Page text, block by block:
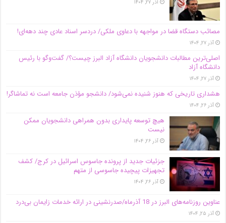
آذر ۲۷, ۱۴۰۴
مصائب دستگاه قضا در مواجهه با دعاوی ملکی/ دردسر اسناد عادی چند‌ دهه‌ای!
آذر ۲۷, ۱۴۰۴
اصلی‌ترین مطالبات دانشجویان دانشگاه آزاد البرز چیست؟/ گفت‌وگو با رئیس
دانشگاه آز‌اد
آذر ۲۷, ۱۴۰۴
هشداری تاریخی که هنوز شنیده نمی‌شود/ دانشجو مؤذن جامعه است نه تماشاگر!
آذر ۲۶, ۱۴۰۴
هیچ توسعه پایداری بدون همراهی دانشجویان ممکن
نیست
آذر ۲۶, ۱۴۰۴
جزئیات جدید از پرونده جاسوس اسرائیل در کرج/‌ کشف
تجهیزات پیچیده جاسوسی از متهم
آذر ۲۶, ۱۴۰۴
عناوین روزنامه‌های البرز در ‌18 آذرماه/صدرنشینی در ارائه خدمات زایمان بی‌درد
آذر ۲۵, ۱۴۰۴